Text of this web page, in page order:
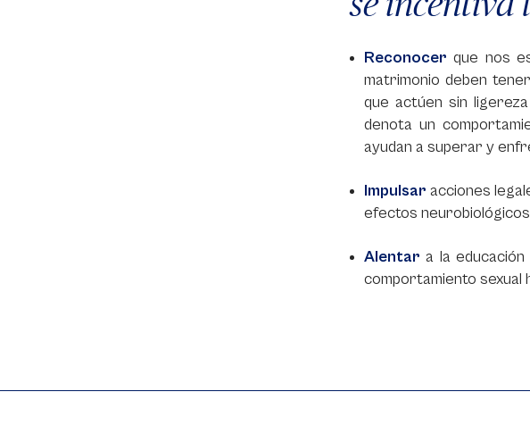
Reconocer que nos
matrimonio deben
que actúen sin
denota un
ayudan a superar y
Impulsar acciones
efectos
Alentar a la
comportamiento sexual